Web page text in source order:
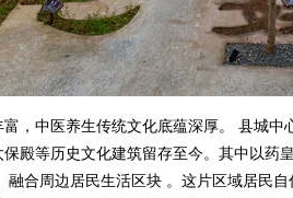
，中医养生传统文化底蕴深厚。 县城
殿等历史文化建筑留存至今。其中以
融合周边居民生活区块 。这片区域居民